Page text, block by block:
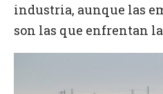
industria, aunque las
son las que enfrentan